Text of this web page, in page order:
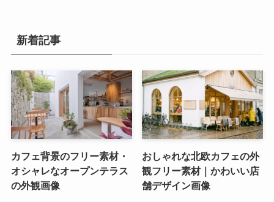
新着記事
カフェ背景のフリー素材・
オシャレなオープンテラス
の外観画像
おしゃれな北欧カフェの外
観フリー素材｜かわいい店
舗デザイン画像